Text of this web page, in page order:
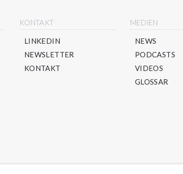
KONTAKT
LINKEDIN
NEWSLETTER
KONTAKT
MEDIEN
NEWS
PODCASTS
VIDEOS
GLOSSAR